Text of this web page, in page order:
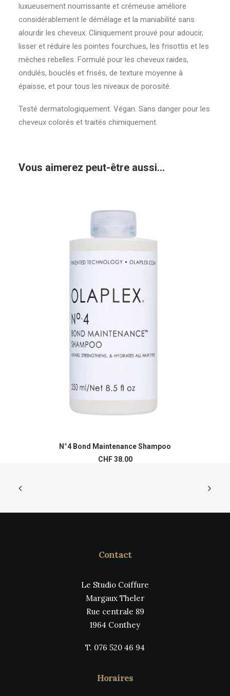
luxueusement nourrissante et crémeuse améliore
considérablement le démêlage et la maniabilité sans
alourdir les cheveux. Cliniquement prouvé pour adoucir,
lisser et réduire les pointes fourchues, les frisottis et les
mèches rebelles. Formulé pour les cheveux raides,
ondulés, bouclés et frisés, de texture moyenne à
épaisse, et pour tous les niveaux de porosité.
Testé dermatologiquement. Végan. Sans danger pour les
cheveux colorés et traités chimiquement.
Vous aimerez peut-être aussi…
N°4 Bond Maintenance Shampoo
CHF38.00
Contact
Le Studio Coiffure
Margaux Theler
Rue centrale 89
1964 Conthey
T. 076 520 46 94
Horaires